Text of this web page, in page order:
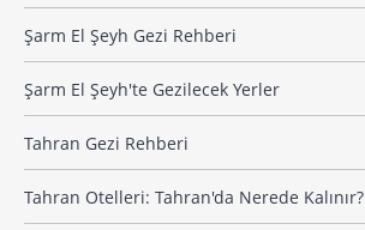
Şarm El Şeyh Gezi Rehberi
Şarm El Şeyh'te Gezilecek Yerler
Tahran Gezi Rehberi
Tahran Otelleri: Tahran'da Nerede Kalınır?